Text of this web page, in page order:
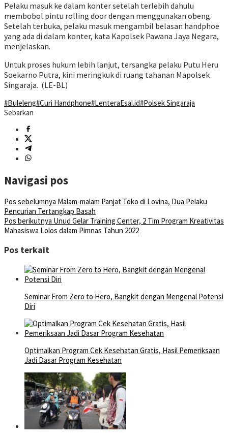
Pelaku masuk ke dalam konter setelah terlebih dahulu
membobol pintu rolling door dengan menggunakan obeng.
Setelah terbuka, pelaku masuk mengambil belasan handphoe
yang ada di dalam konter, kata Kapolsek Pawana Jaya Negara,
menjelaskan.
Untuk proses hukum lebih lanjut, tersangka pelaku Putu Heru
Soekarno Putra, kini meringkuk di ruang tahanan Mapolsek
Singaraja. (LE-BL)
#Buleleng#Curi Handphone#LenteraEsai.id#Polsek Singaraja
Sebarkan
Navigasi pos
Pos sebelumnya Malam-malam Panjat Toko di Lovina, Dua Pelaku
Pencurian Tertangkap Basah
Pos berikutnya Unud Gelar Training Center, 2 Tim Program Kreativitas
Mahasiswa Lolos dalam Pimnas Tahun 2022
Pos terkait
Seminar From Zero to Hero, Bangkit dengan Mengenal Potensi
Diri
Optimalkan Program Cek Kesehatan Gratis, Hasil Pemeriksaan
Jadi Dasar Program Kesehatan